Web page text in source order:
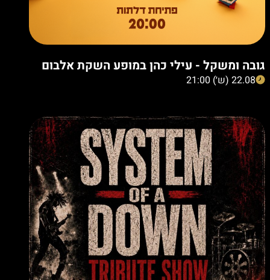
גובה ומשקל - עילי כהן במופע השקת אלבום
22.08 (ש׳) 21:00